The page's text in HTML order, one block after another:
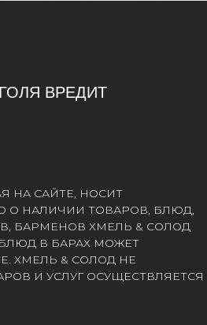
ВРЕДИТ
НА САЙТЕ, НОСИТ
О НАЛИЧИИ ТОВАРОВ, БЛЮД,
БАРМЕНОВ ХМЕЛЬ & СОЛОД
БЛЮД В БАРАХ МОЖЕТ
ХМЕЛЬ & СОЛОД НЕ
И УСЛУГ ОСУЩЕСТВЛЯЕТСЯ